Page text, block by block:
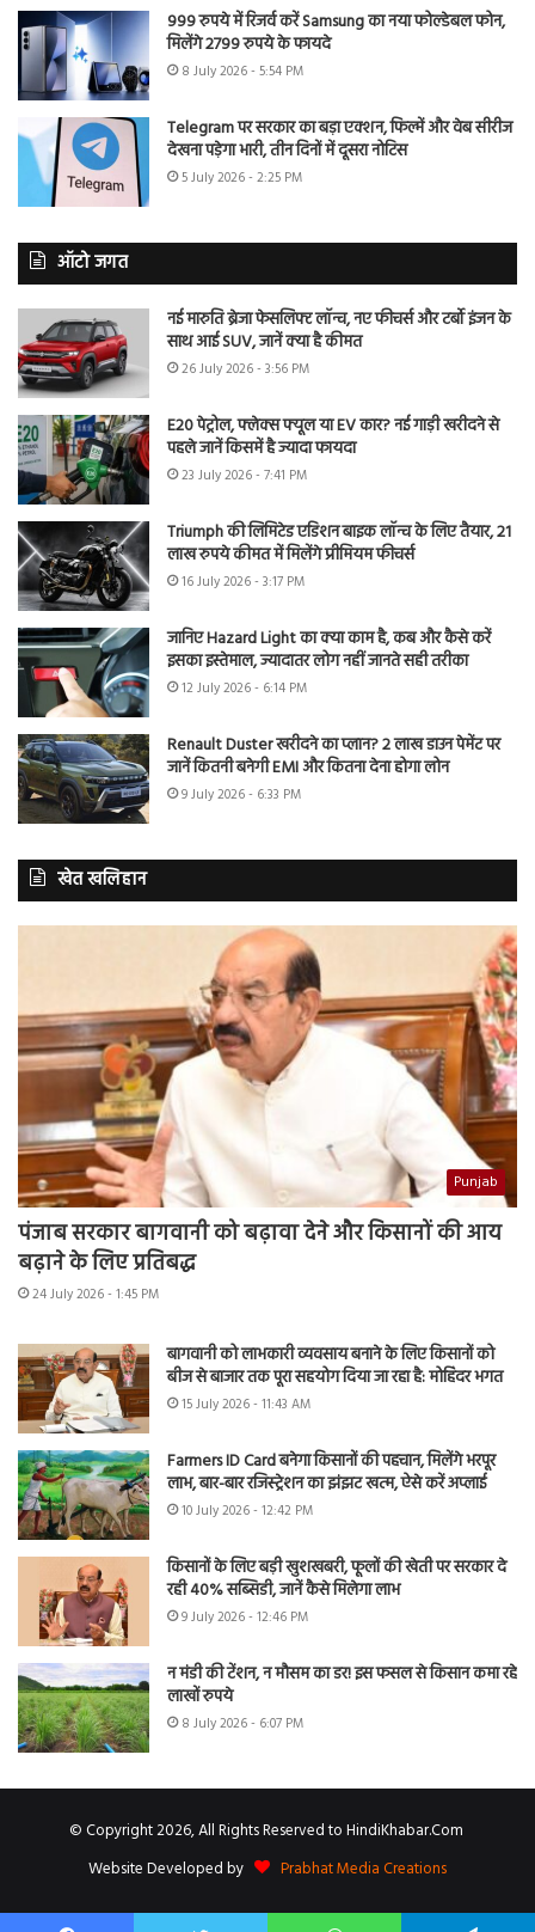
999 रुपये में रिजर्व करें Samsung का नया फोल्डेबल फोन,
मिलेंगे 2799 रुपये के फायदे
8 July 2026 - 5:54 PM
Telegram पर सरकार का बड़ा एक्शन, फिल्में और वेब सीरीज
देखना पड़ेगा भारी, तीन दिनों में दूसरा नोटिस
5 July 2026 - 2:25 PM
ऑटो जगत
नई मारुति ब्रेजा फेसलिफ्ट लॉन्च, नए फीचर्स और टर्बो इंजन के
साथ आई SUV, जानें क्या है कीमत
26 July 2026 - 3:56 PM
E20 पेट्रोल, फ्लेक्स फ्यूल या EV कार? नई गाड़ी खरीदने से
पहले जानें किसमें है ज्यादा फायदा
23 July 2026 - 7:41 PM
Triumph की लिमिटेड एडिशन बाइक लॉन्च के लिए तैयार, 21
लाख रुपये कीमत में मिलेंगे प्रीमियम फीचर्स
16 July 2026 - 3:17 PM
जानिए Hazard Light का क्या काम है, कब और कैसे करें
इसका इस्तेमाल, ज्यादातर लोग नहीं जानते सही तरीका
12 July 2026 - 6:14 PM
Renault Duster खरीदने का प्लान? 2 लाख डाउन पेमेंट पर
जानें कितनी बनेगी EMI और कितना देना होगा लोन
9 July 2026 - 6:33 PM
खेत खलिहान
Punjab
पंजाब सरकार बागवानी को बढ़ावा देने और किसानों की आय
बढ़ाने के लिए प्रतिबद्ध
24 July 2026 - 1:45 PM
बागवानी को लाभकारी व्यवसाय बनाने के लिए किसानों को
बीज से बाजार तक पूरा सहयोग दिया जा रहा है: मोहिंदर भगत
15 July 2026 - 11:43 AM
Farmers ID Card बनेगा किसानों की पहचान, मिलेंगे भरपूर
लाभ, बार-बार रजिस्ट्रेशन का झंझट खत्म, ऐसे करें अप्लाई
10 July 2026 - 12:42 PM
किसानों के लिए बड़ी खुशखबरी, फूलों की खेती पर सरकार दे
रही 40% सब्सिडी, जानें कैसे मिलेगा लाभ
9 July 2026 - 12:46 PM
न मंडी की टेंशन, न मौसम का डर! इस फसल से किसान कमा रहे
लाखों रुपये
8 July 2026 - 6:07 PM
© Copyright 2026, All Rights Reserved to HindiKhabar.Com
Website Developed by
Prabhat Media Creations